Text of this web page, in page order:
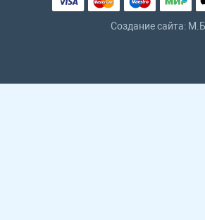
Создание сайта: M.Б